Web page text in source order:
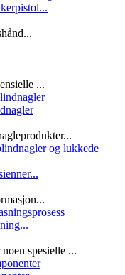
...
spesielle ...